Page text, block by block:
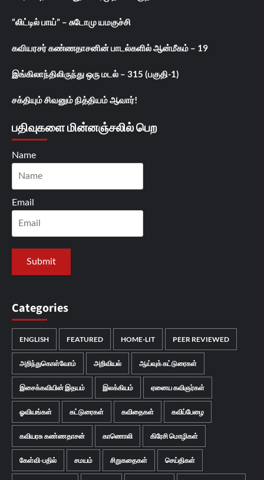
“லிட்டில் பாய்” – சுடோமு யமகுச்சி
கவியரசர் கண்ணதாசனின் பாடல்களில் ஆன்மீகம் – 19
இங்கிலாந்திலிருந்து ஒரு மடல் – 315 (பகுதி-1)
சக்தியும் சிவனும் நித்தியம் ஆவார்!
பதிவுகளை மின்னஞ்சலில் பெற
Name
Email
Categories
ENGLISH FEATURED HOME-LIT PEER REVIEWED
அறிந்துகொள்வோம் அறிவியல் ஆய்வுக் கட்டுரைகள்
இசைக்கவியின் இதயம் இலக்கியம் ஏனைய கவிஞர்கள்
ஓவியங்கள் கட்டுரைகள் கவிதைகள் கவிப்பேழை
கவியரசு கண்ணதாசன் காணொலி கிரேசி மொழிகள்
கேள்வி-பதில் சமயம் சிறுகதைகள் செய்திகள்